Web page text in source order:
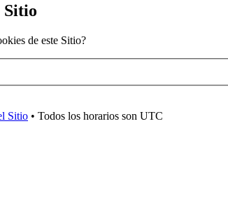
Sitio
de este Sitio?
Sitio • Todos los horarios son UTC